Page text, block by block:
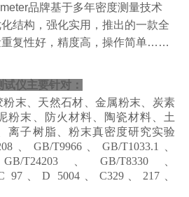
品牌基于多年密度测量技术
结构， 强化实用，推出的一款全
复性好，精度高，操作简单……
试仪主要针对：
粉末、天然石材、 金属粉末、炭素
粉末、
防火材料、陶瓷材料 、土
离子树脂、粉末真密度研究实验
、GB/T9966、GB/T1033.1、
T24203、GB/T8330、
97、D 5004、C329、 217、